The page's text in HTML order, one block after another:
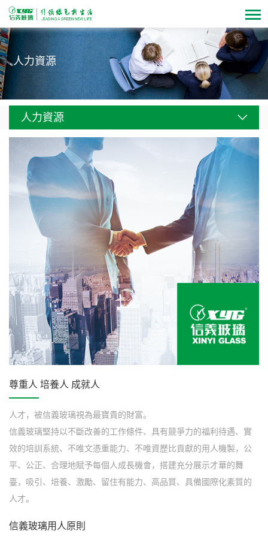
人力資源
人力資源
尊重人 培養人 成就人
人才，被信義玻璃視為最寶貴的財富。
信義玻璃堅持以不斷改善的工作條件、具有競爭力的福利待遇、實
效的培訓系統、不唯文憑重能力、不唯資歷比貢獻的用人機製，公
平、公正、合理地賦予每個人成長機會，搭建充分展示才華的舞
臺，吸引、培養、激勵、留住有能力、高品質、具備國際化素質的
人才。
信義玻璃用人原則